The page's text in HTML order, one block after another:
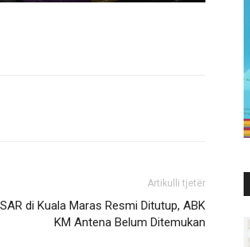
Artikulli tjetër
di Kuala Maras Resmi Ditutup, ABK
KM Antena Belum Ditemukan